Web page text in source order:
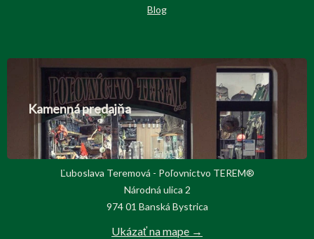
Blog
Kamenná predajňa
Ľuboslava Teremová - Poľovnictvo TEREM®
Národná ulica 2
974 01 Banská Bystrica
Ukázať na mape →